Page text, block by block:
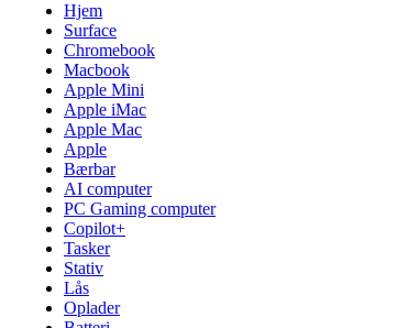
Hjem
Surface
Chromebook
Macbook
Apple Mini
Apple iMac
Apple Mac
Apple
Bærbar
AI computer
PC Gaming computer
Copilot+
Tasker
Stativ
Lås
Oplader